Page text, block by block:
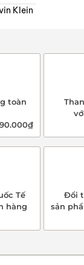
Klein
toàn
Tế
hàng
Đổi
sản